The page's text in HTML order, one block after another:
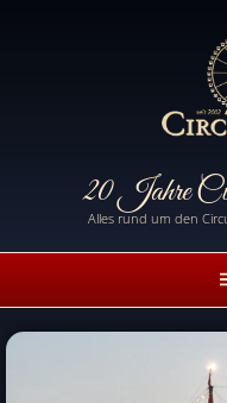
20 Jahre
Alles rund um den